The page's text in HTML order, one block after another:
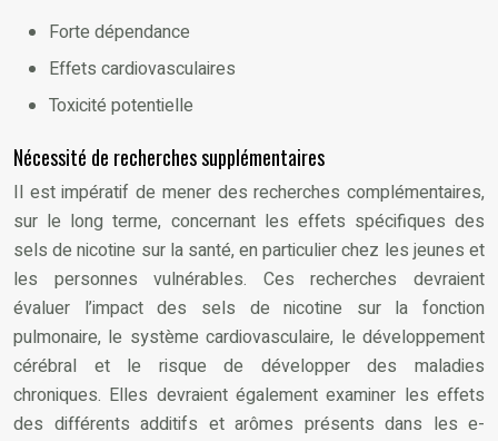
Forte dépendance
Effets cardiovasculaires
Toxicité potentielle
Nécessité de recherches supplémentaires
Il est impératif de mener des recherches complémentaires,
sur le long terme, concernant les effets spécifiques des
sels de nicotine sur la santé, en particulier chez les jeunes et
les personnes vulnérables. Ces recherches devraient
évaluer l’impact des sels de nicotine sur la fonction
pulmonaire, le système cardiovasculaire, le développement
cérébral et le risque de développer des maladies
chroniques. Elles devraient également examiner les effets
des différents additifs et arômes présents dans les e-